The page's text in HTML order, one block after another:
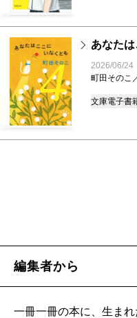
4
あなた
2026/06/24
町田そのこ
文庫電子書
編集者から
一冊一冊の本に、生ま